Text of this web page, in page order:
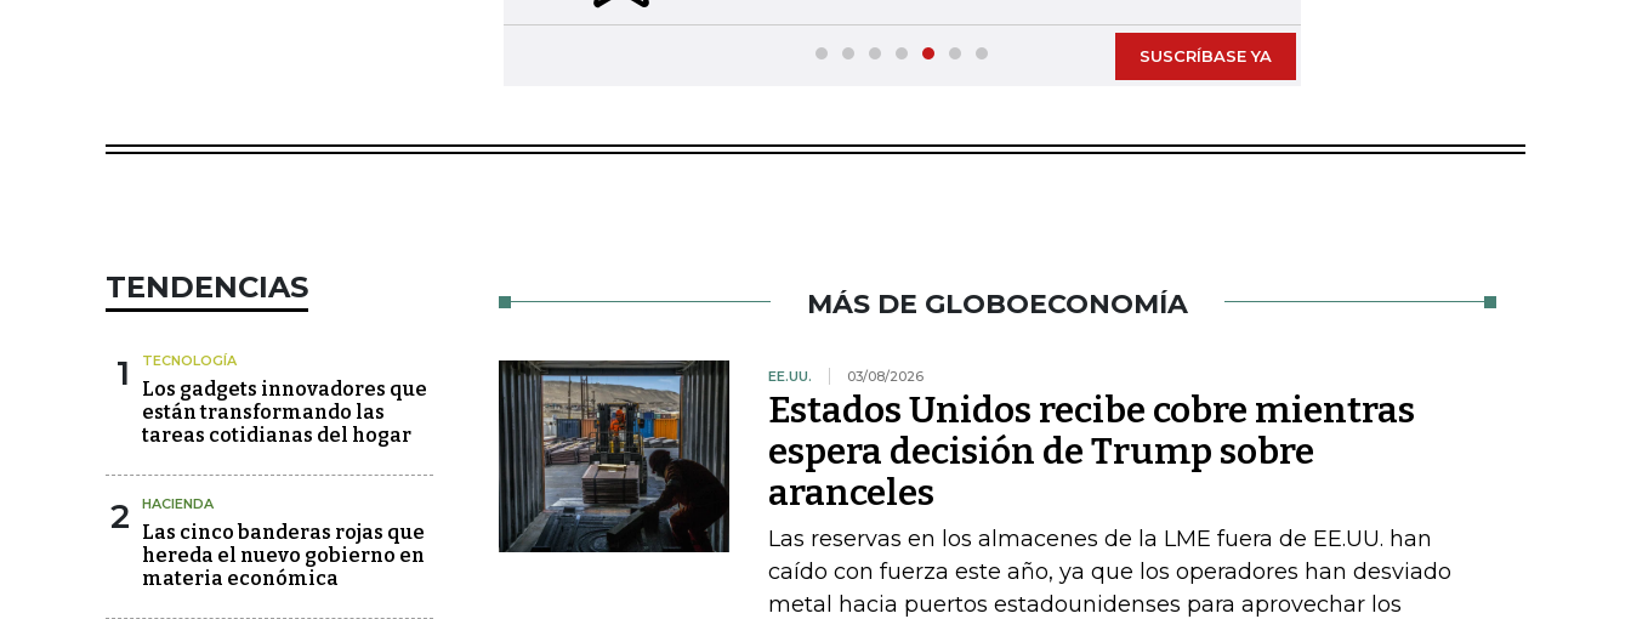
SUSCRÍBASE YA
TENDENCIAS
1 TECNOLOGÍA
Los gadgets innovadores que
están transformando las
tareas cotidianas del hogar
2 HACIENDA
Las cinco banderas rojas que
hereda el nuevo gobierno en
materia económica
MÁS DE GLOBOECONOMÍA
EE.UU. 03/08/2026
Estados Unidos recibe cobre mientras
espera decisión de Trump sobre
aranceles
Las reservas en los almacenes de la LME fuera de EE.UU. han
caído con fuerza este año, ya que los operadores han desviado
metal hacia puertos estadounidenses para aprovechar los